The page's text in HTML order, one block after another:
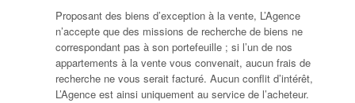
Proposant des biens d’exception à la vente, L’Agence
n’accepte que des missions de recherche de biens ne
correspondant pas à son portefeuille ; si l’un de nos
appartements à la vente vous convenait, aucun frais de
recherche ne vous serait facturé. Aucun conflit d’intérêt,
L’Agence est ainsi uniquement au service de l’acheteur.